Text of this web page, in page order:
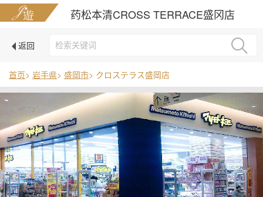
药松本清CROSS TERRACE盛冈店
返回
首页> 岩手県> 盛岡市> クロステラス盛岡店